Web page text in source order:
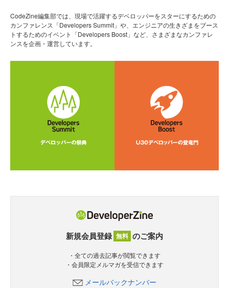
CodeZine編集部では、現場で活躍するデベロッパーをスターにするための
カンファレンス「Developers Summit」や、エンジニアの生きざまをブース
トするためのイベント「Developers Boost」など、さまざまなカンファレ
ンスを企画・運営しています。
新規会員登録 無料 のご案内
・全ての過去記事が閲覧できます
・会員限定メルマガを受信できます
メールバックナンバー